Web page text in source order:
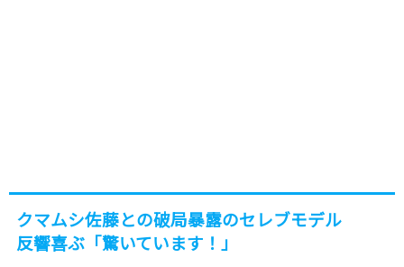
クマムシ佐藤との破局暴露のセレブモデル
反響喜ぶ「驚いています！」